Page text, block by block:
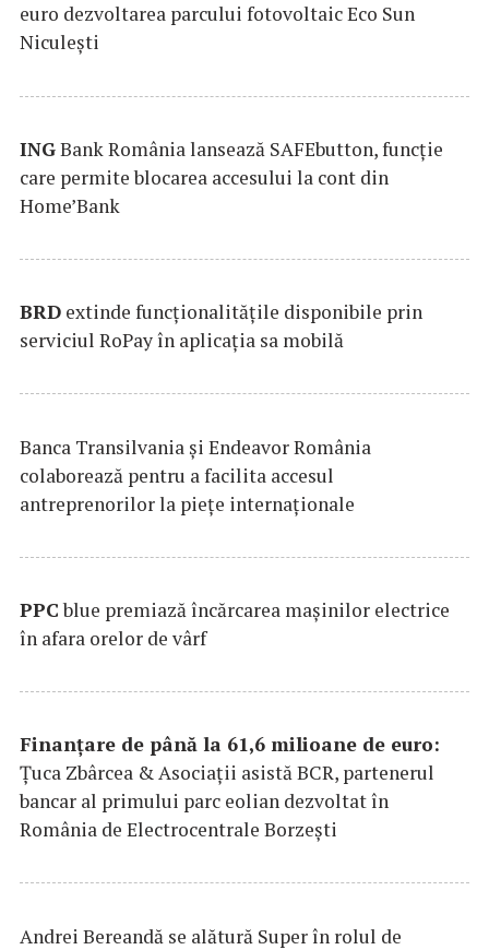
euro dezvoltarea parcului fotovoltaic Eco Sun
Niculești
INGBank România lansează SAFEbutton, funcţie
care permite blocarea accesului la cont din
Home’Bank
BRD extinde funcţionalităţile disponibile prin
serviciul RoPay în aplicaţia sa mobilă
Banca Transilvania şi Endeavor România
colaborează pentru a facilita accesul
antreprenorilor la pieţe internaţionale
PPCblue premiază încărcarea maşinilor electrice
în afara orelor de vârf
Finanțare de până la 61,6 milioane de euro:
Țuca Zbârcea & Asociații asistă BCR, partenerul
bancar al primului parc eolian dezvoltat în
România de Electrocentrale Borzești
Andrei Bereandă se alătură Super în rolul de